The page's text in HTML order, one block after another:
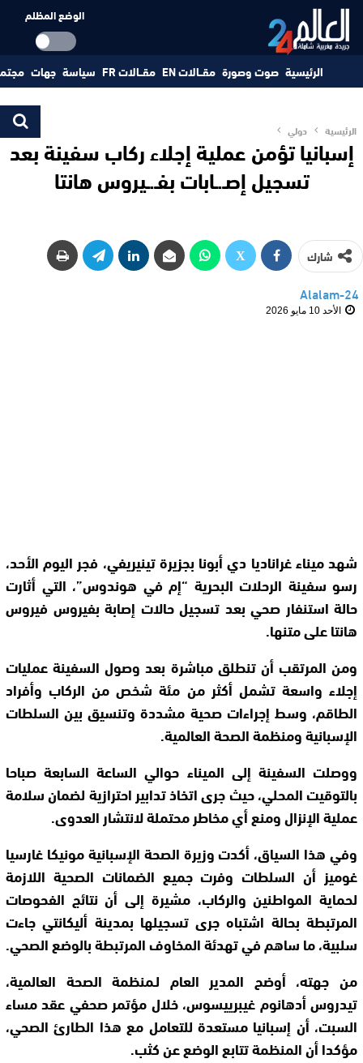
الوضع المظلم
الرئيسية صوت وصورة مقــالات EN مقــالات FR سياسة جهات
الرئيسية دولي
إسبانيا تؤمن عملية إجلاء ركاب سفينة بعد
تسجيل إصـ.ـابات بفـ.ـيروس هانتا
شارك
Alalam-24
الأحد 10 مايو 2026
شهد ميناء غراناديا دي أبونا بجزيرة تينيريفي، فجر اليوم الأحد،
رسو سفينة الرحلات البحرية “إم في هوندوس”، التي أثارت
حالة استنفار صحي بعد تسجيل حالات إصابة بفيروس فيروس
هانتا على متنها.
ومن المرتقب أن تنطلق مباشرة بعد وصول السفينة عمليات
إجلاء واسعة تشمل أكثر من مئة شخص من الركاب وأفراد
الطاقم، وسط إجراءات صحية مشددة وتنسيق بين السلطات
الإسبانية ومنظمة الصحة العالمية.
ووصلت السفينة إلى الميناء حوالي الساعة السابعة صباحا
بالتوقيت المحلي، حيث جرى اتخاذ تدابير احترازية لضمان سلامة
عملية الإنزال ومنع أي مخاطر محتملة لانتشار العدوى.
وفي هذا السياق، أكدت وزيرة الصحة الإسبانية مونيكا غارسيا
غوميز أن السلطات وفرت جميع الضمانات الصحية اللازمة
لحماية المواطنين والركاب، مشيرة إلى أن نتائج الفحوصات
المرتبطة بحالة اشتباه جرى تسجيلها بمدينة أليكانتي جاءت
سلبية، ما ساهم في تهدئة المخاوف المرتبطة بالوضع الصحي.
من جهته، أوضح المدير العام لـمنظمة الصحة العالمية،
تيدروس أدهانوم غيبرييسوس، خلال مؤتمر صحفي عقد مساء
السبت، أن إسبانيا مستعدة للتعامل مع هذا الطارئ الصحي،
مؤكدا أن المنظمة تتابع الوضع عن كثب.